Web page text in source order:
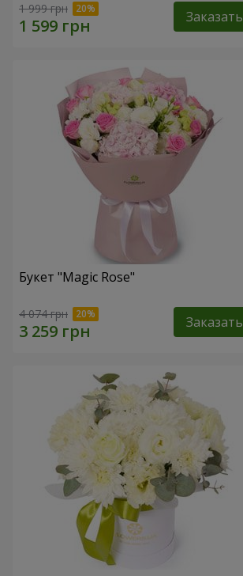
1 999 грн Заказать
Букет "Magic Rose"
4 074 грн Заказать